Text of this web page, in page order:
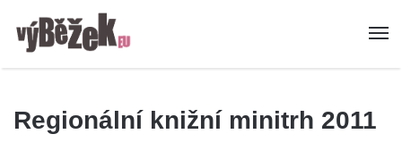
Regionální knižní minitrh 2011